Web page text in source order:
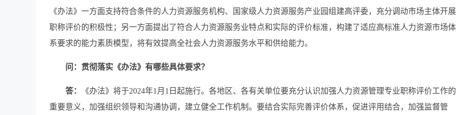
《办法》一方面支持符合条件的人力资源服务机构、国家级人力资源服务产业园组建高评委，充分调动市场主体开展
职称评价的积极性；另一方面提出了符合人力资源服务业特点和实际的评价标准，构建了适应高标准人力资源市场体
系要求的能力素质模型，将有效提高全社会人力资源服务水平和供给能力。
问：贯彻落实《办法》有哪些具体要求？
答：
《办法》将于2024年1月1日起施行。各地区、各有关单位要充分认识加强人力资源管理专业职称评价工作的
重要意义，加强组织领导和沟通协调，建立健全工作机制。要结合实际完善评价体系，促进评用结合，加强监督管